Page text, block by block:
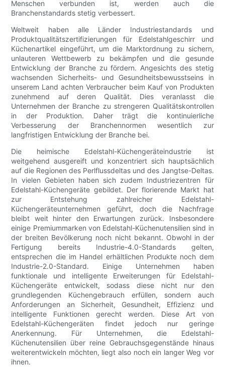
Menschen verbunden ist, werden auch die
Branchenstandards stetig verbessert.
Weltweit haben alle Länder Industriestandards und
Produktqualitätszertifizierungen für Edelstahlgeschirr und
Küchenartikel eingeführt, um die Marktordnung zu sichern,
unlauteren Wettbewerb zu bekämpfen und die gesunde
Entwicklung der Branche zu fördern. Angesichts des stetig
wachsenden Sicherheits- und Gesundheitsbewusstseins in
unserem Land achten Verbraucher beim Kauf von Produkten
zunehmend auf deren Qualität. Dies veranlasst die
Unternehmen der Branche zu strengeren Qualitätskontrollen
in der Produktion. Daher trägt die kontinuierliche
Verbesserung der Branchennormen wesentlich zur
langfristigen Entwicklung der Branche bei.
Die heimische Edelstahl-Küchengeräteindustrie ist
weitgehend ausgereift und konzentriert sich hauptsächlich
auf die Regionen des Perlflussdeltas und des Jangtse-Deltas.
In vielen Gebieten haben sich zudem Industriezentren für
Edelstahl-Küchengeräte gebildet. Der florierende Markt hat
zur Entstehung zahlreicher Edelstahl-
Küchengeräteunternehmen geführt, doch die Nachfrage
bleibt weit hinter den Erwartungen zurück. Insbesondere
einige Premiummarken von Edelstahl-Küchenutensilien sind in
der breiten Bevölkerung noch nicht bekannt. Obwohl in der
Fertigung bereits Industrie-4.0-Standards gelten,
entsprechen die im Handel erhältlichen Produkte noch dem
Industrie-2.0-Standard. Einige Unternehmen haben
funktionale und intelligente Erweiterungen für Edelstahl-
Küchengeräte entwickelt, sodass diese nicht nur den
grundlegenden Küchengebrauch erfüllen, sondern auch
Anforderungen an Sicherheit, Gesundheit, Effizienz und
intelligente Funktionen gerecht werden. Diese Art von
Edelstahl-Küchengeräten findet jedoch nur geringe
Anerkennung. Für Unternehmen, die Edelstahl-
Küchenutensilien über reine Gebrauchsgegenstände hinaus
weiterentwickeln möchten, liegt also noch ein langer Weg vor
ihnen.